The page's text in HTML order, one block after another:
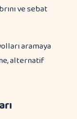
ve sebat
aramaya
alternatif